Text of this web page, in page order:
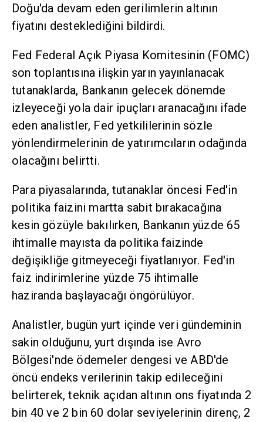
Doğu'da devam eden gerilimlerin altının
fiyatını desteklediğini bildirdi.
Fed Federal Açık Piyasa Komitesinin (FOMC)
son toplantısına ilişkin yarın yayınlanacak
tutanaklarda, Bankanın gelecek dönemde
izleyeceği yola dair ipuçları aranacağını ifade
eden analistler, Fed yetkililerinin sözle
yönlendirmelerinin de yatırımcıların odağında
olacağını belirtti.
Para piyasalarında, tutanaklar öncesi Fed'in
politika faizini martta sabit bırakacağına
kesin gözüyle bakılırken, Bankanın yüzde 65
ihtimalle mayısta da politika faizinde
değişikliğe gitmeyeceği fiyatlanıyor. Fed'in
faiz indirimlerine yüzde 75 ihtimalle
haziranda başlayacağı öngörülüyor.
Analistler, bugün yurt içinde veri gündeminin
sakin olduğunu, yurt dışında ise Avro
Bölgesi'nde ödemeler dengesi ve ABD'de
öncü endeks verilerinin takip edileceğini
belirterek, teknik açıdan altının ons fiyatında 2
bin 40 ve 2 bin 60 dolar seviyelerinin direnç, 2